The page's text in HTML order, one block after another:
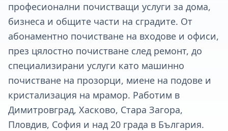
професионални почистващи услуги за дома,
бизнеса и общите части на сградите. От
абонаментно почистване на входове и офиси,
през цялостно почистване след ремонт, до
специализирани услуги като машинно
почистване на прозорци, миене на подове и
кристализация на мрамор. Работим в
Димитровград, Хасково, Стара Загора,
Пловдив, София и над 20 града в България.